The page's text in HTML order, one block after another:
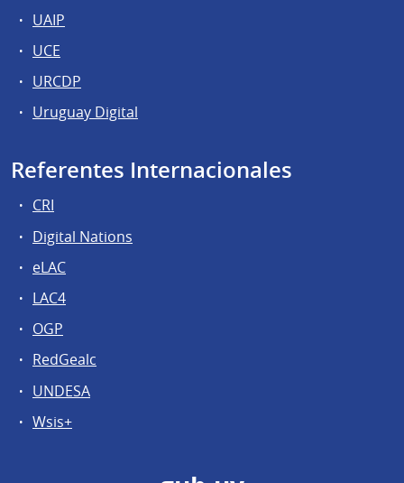
UAIP
UCE
URCDP
Uruguay Digital
Referentes Internacionales
CRI
Digital Nations
eLAC
LAC4
OGP
RedGealc
UNDESA
Wsis+